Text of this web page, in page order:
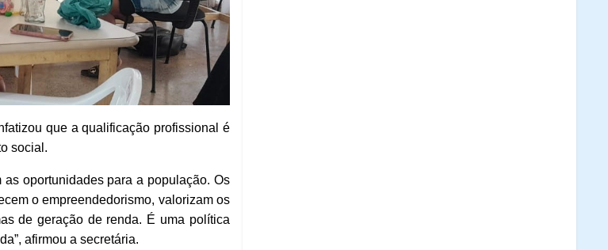
que a qualificação profissional é
social.
oportunidades para a população. Os
o empreendedorismo, valorizam os
de geração de renda. É uma política
afirmou a secretária.